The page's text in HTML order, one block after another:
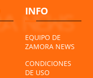
INFO
EQUIPO DE
ZAMORA NEWS
CONDICIONES
DE USO